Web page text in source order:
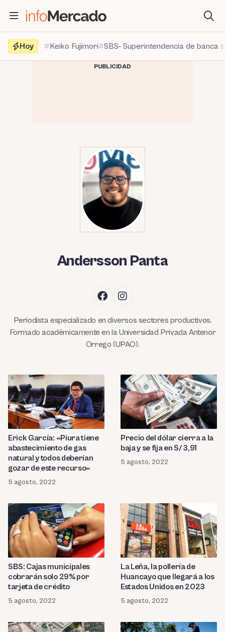
contenido
Hoy
Keiko Fujimori SBS- Superintendencia de banca
PUBLICIDAD
Andersson Panta
Periodista especializado en diversos sectores productivos.
Formado académicamente en la Universidad Privada Antenor
Orrego (UPAO).
Erick García: «Piura tiene
abastecimiento de gas
natural y todos deberían
gozar de este recurso»
5 agosto, 2022
Precio del dólar cierra a la
baja y se fija en S/ 3,91
5 agosto, 2022
SBS: Cajas municipales
cobrarán solo 29% por
tarjeta de crédito
5 agosto, 2022
La Leña, la pollería de
Huancayo que llegará a los
Estados Unidos en 2023
5 agosto, 2022